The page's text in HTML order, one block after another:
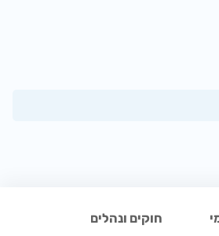
חוקים ונהלים